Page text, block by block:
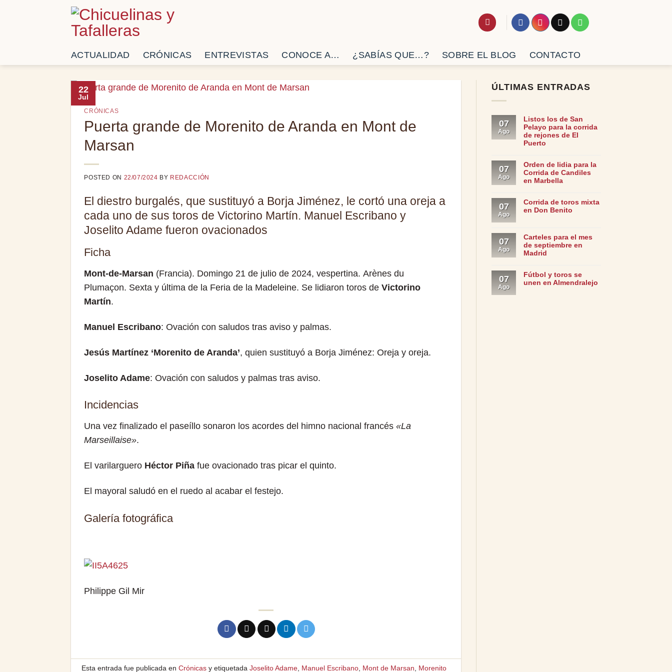
ACTUALIDAD
CRÓNICAS ENTREVISTAS CONOCE A… ¿SABÍAS QUE…? SOBRE EL BLOG CONTACTO
22
Jul
CRÓNICAS
Puerta grande de Morenito de Aranda en Mont de
Marsan
POSTED ON 22/07/2024 BY REDACCIÓN
El diestro burgalés, que sustituyó a Borja Jiménez, le cortó una oreja a
cada uno de sus toros de Victorino Martín. Manuel Escribano y
Joselito Adame fueron ovacionados
Ficha
Mont-de-Marsan (Francia). Domingo 21 de julio de 2024, vespertina. Arènes du
Plumaçon. Sexta y última de la Feria de la Madeleine. Se lidiaron toros deVictorino
Martín.
Manuel Escribano: Ovación con saludos tras aviso y palmas.
Jesús Martínez ‘Morenito de Aranda’, quien sustituyó a Borja Jiménez: Oreja y oreja.
Joselito Adame: Ovación con saludos y palmas tras aviso.
Incidencias
Una vez finalizado el paseíllo sonaron los acordes del himno nacional francés«La
Marseillaise».
El varilarguero Héctor Piña fue ovacionado tras picar el quinto.
El mayoral saludó en el ruedo al acabar el festejo.
Galería fotográfica
Philippe Gil Mir
Esta entrada fue publicada enCrónicas y etiquetadaJoselito Adame Manuel Escribano Mont de Marsan Morenito
ÚLTIMAS ENTRADAS
07
Ago
Listos los de San
Pelayo para la corrida
de rejones de El
Puerto
07
Ago
Orden de lidia para la
Corrida de Candiles
en Marbella
07
Ago
Corrida de toros mixta
en Don Benito
07
Ago
Carteles para el mes
de septiembre en
Madrid
07
Ago
Fútbol y toros se
unen en Almendralejo